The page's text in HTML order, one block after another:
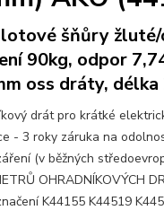
šňůry žluté/
90kg, odpor
oss dráty, délka
drát pro krátké
- 3 roky záruka na
(v běžných
OHRADNÍKOVÝCH
K44155 K44519